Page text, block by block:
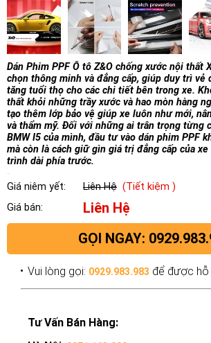
Dán Phim PPF Ô tô Z&O chống xước nội thất
chọn thông minh và đẳng cấp, giúp duy trì vẻ
tăng tuổi thọ cho các chi tiết bên trong xe.
thất khỏi những trầy xước và hao mòn hàng
tạo thêm lớp bảo vệ giúp xe luôn như mới,
và thẩm mỹ. Đối với những ai trân trọng từng
BMW I5 của mình, đầu tư vào dán phim PPF
mà còn là cách giữ gìn giá trị đẳng cấp của
trình dài phía trước.
Giá niêm yết: Liên Hệ (Tiết kiệm )
Giá bán:
Liên Hệ
GỌI NGAY:
Vui lòng gọi: 0929.983.983 để được hỗ
Tư Vấn Bán Hàng: